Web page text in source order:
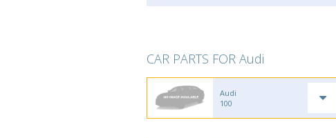
CAR PARTS FOR Audi
Audi
100